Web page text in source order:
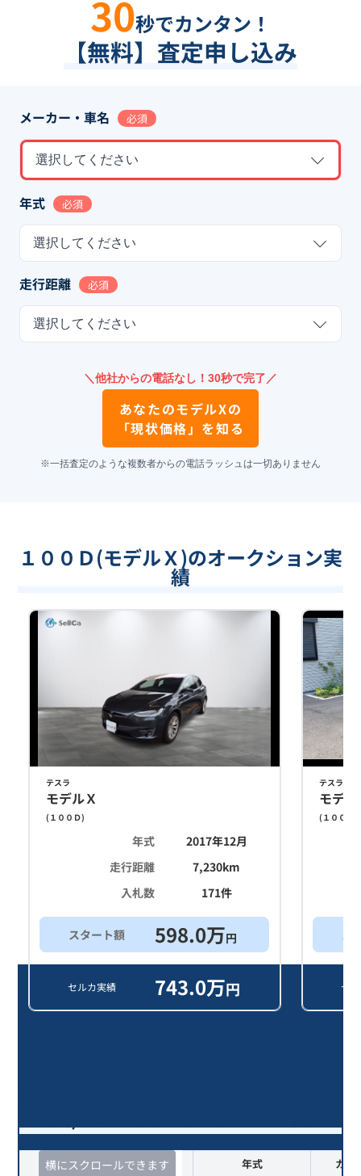
30秒でカンタン！
【無料】査定申し込み
メーカー・車名 必須
選択してください
年式 必須
選択してください
走行距離 必須
選択してください
＼他社からの電話なし！30秒で完了／
あなたのモデルXの
「現状価格」を知る
※一括査定のような複数者からの電話ラッシュは一切ありません
１００Ｄ(モデルＸ)のオークション実
績
テスラ
モデルＸ
( １００Ｄ)
年式
2017年12月
走行距離
7,230km
入札数
171件
スタート額 598.0万円
セルカ実績 743.0万円
テスラ
モデ
( １００Ｄ
セ
横にスクロールできます
査定時期 セルカ実績 年式 カラ